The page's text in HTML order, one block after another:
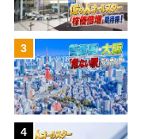
3
4